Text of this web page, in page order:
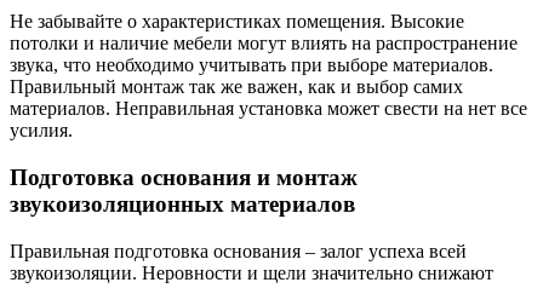
Не забывайте о характеристиках помещения. Высокие
потолки и наличие мебели могут влиять на распространение
звука, что необходимо учитывать при выборе материалов.
Правильный монтаж так же важен, как и выбор самих
материалов. Неправильная установка может свести на нет все
усилия.
Подготовка основания и монтаж
звукоизоляционных материалов
Правильная подготовка основания – залог успеха всей
звукоизоляции. Неровности и щели значительно снижают